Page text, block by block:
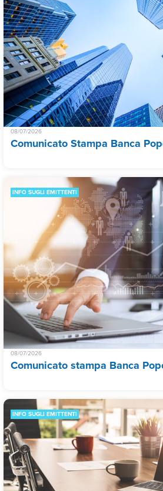
08/07/2026
Comunicato Stampa Banca
INFO SUGLI EMITTENTI
08/07/2026
Comunicato stampa Banca
INFO SUGLI EMITTENTI